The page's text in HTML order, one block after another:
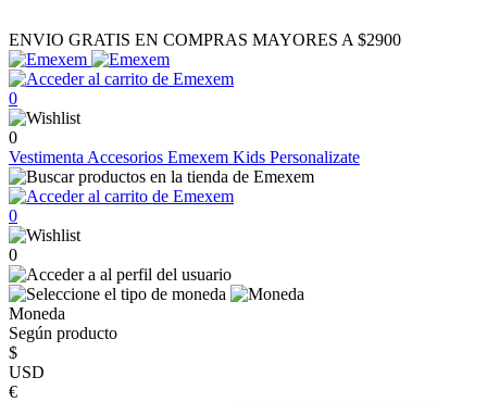
ENVIO GRATIS EN COMPRAS MAYORES A $2900
0
0
Vestimenta Accesorios Emexem Kids Personalizate
0
0
Moneda
Según producto
$
USD
€